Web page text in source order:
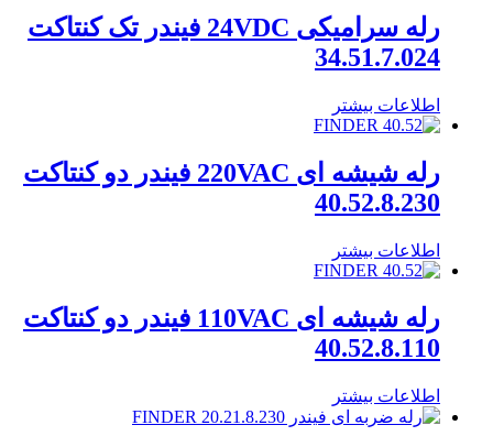
رله سرامیکی 24VDC فیندر تک کنتاکت
34.51.7.024
اطلاعات بیشتر
رله شیشه ای 220VAC فیندر دو کنتاکت
40.52.8.230
اطلاعات بیشتر
رله شیشه ای 110VAC فیندر دو کنتاکت
40.52.8.110
اطلاعات بیشتر